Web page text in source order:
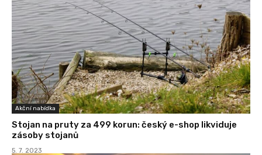
Akční nabídka
Stojan na pruty za 499 korun: český e-shop likviduje
zásoby stojanů
5. 7. 2023